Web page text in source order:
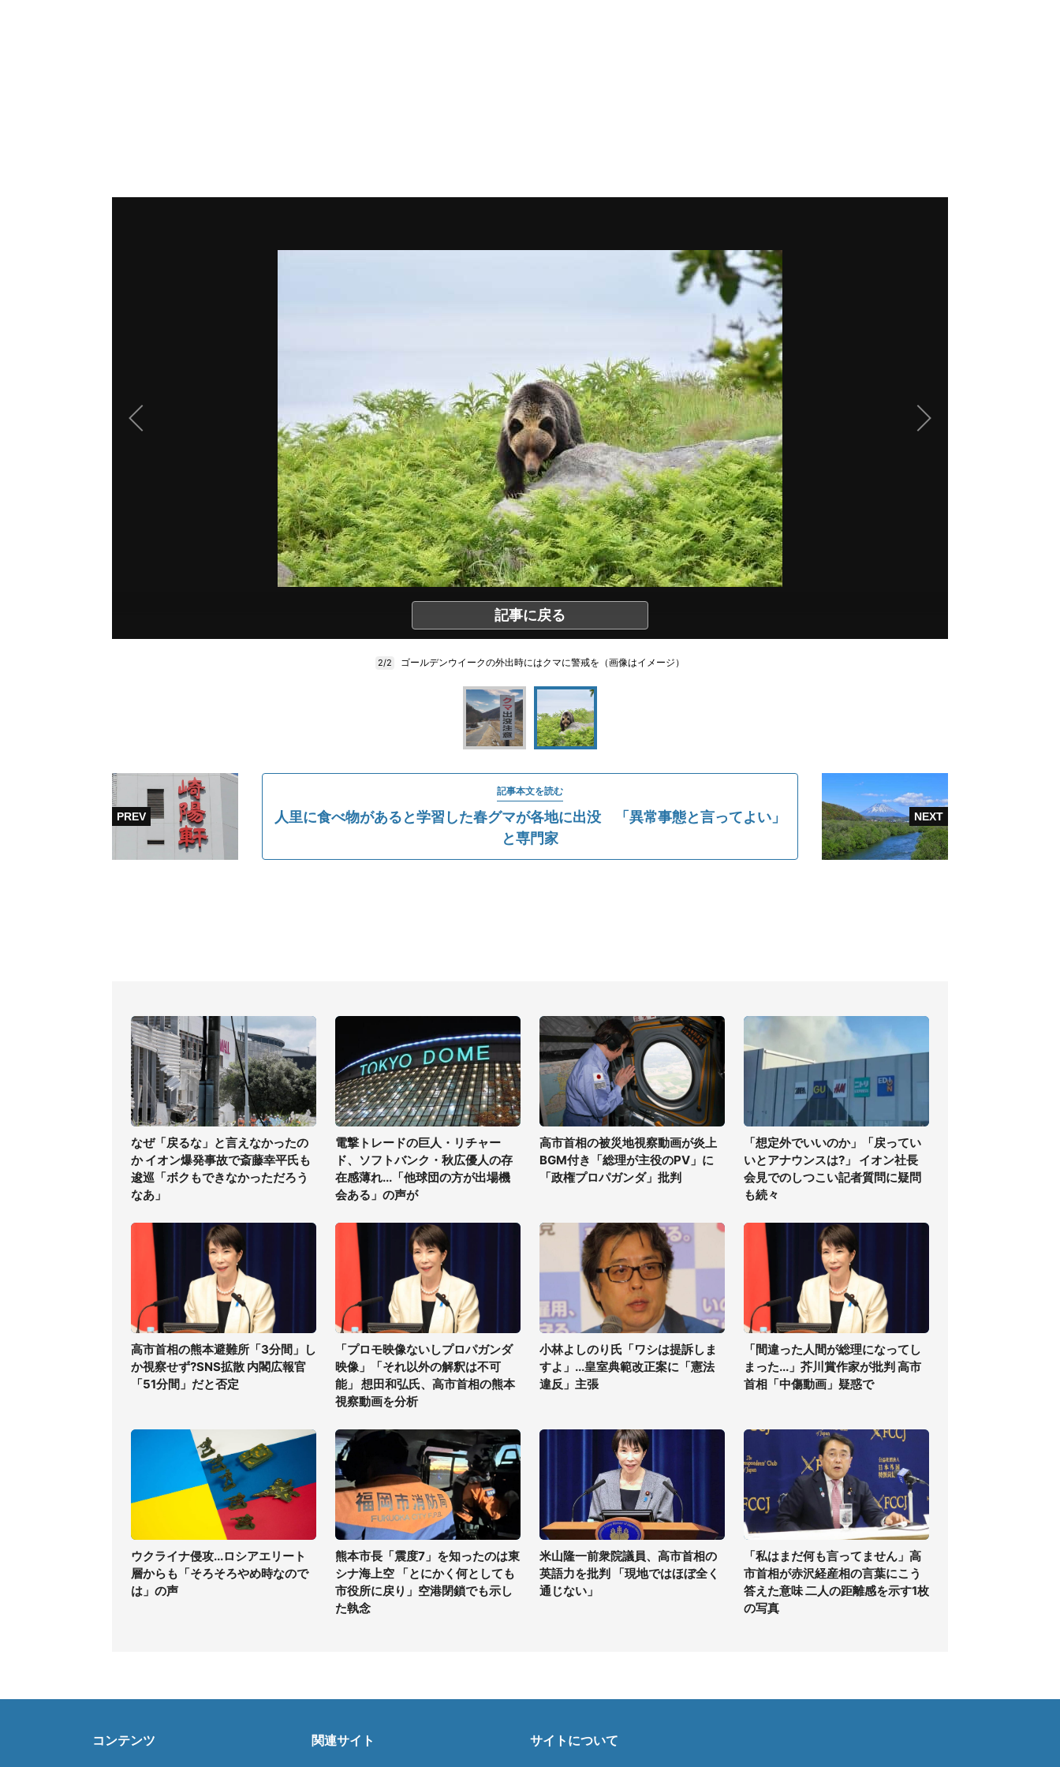
記事に戻る
2/2 ゴールデンウイークの外出時にはクマに警戒を（画像はイメージ）
記事本文を読む
人里に食べ物があると学習した春グマが各地に出没 「異常事態と言ってよい」
と専門家
なぜ「戻るな」と言えなかったの
か イオン爆発事故で斎藤幸平氏も
逡巡「ボクもできなかっただろう
なあ」
電撃トレードの巨人・リチャー
ド、ソフトバンク・秋広優人の存
在感薄れ...「他球団の方が出場機
会ある」の声が
高市首相の被災地視察動画が炎上
BGM付き「総理が主役のPV」に
「政権プロパガンダ」批判
「想定外でいいのか」「戻ってい
いとアナウンスは?」 イオン社長
会見でのしつこい記者質問に疑問
も続々
高市首相の熊本避難所「3分間」し
か視察せず?SNS拡散 内閣広報官
「51分間」だと否定
「プロモ映像ないしプロパガンダ
映像」「それ以外の解釈は不可
能」 想田和弘氏、高市首相の熊本
視察動画を分析
小林よしのり氏「ワシは提訴しま
すよ」...皇室典範改正案に「憲法
違反」主張
「間違った人間が総理になってし
まった...」芥川賞作家が批判 高市
首相「中傷動画」疑惑で
ウクライナ侵攻...ロシアエリート
層からも「そろそろやめ時なので
は」の声
熊本市長「震度7」を知ったのは東
シナ海上空 「とにかく何としても
市役所に戻り」空港閉鎖でも示し
た執念
米山隆一前衆院議員、高市首相の
英語力を批判 「現地ではほぼ全く
通じない」
「私はまだ何も言ってません」高
市首相が赤沢経産相の言葉にこう
答えた意味 二人の距離感を示す1枚
の写真
コンテンツ 関連サイト サイトについて